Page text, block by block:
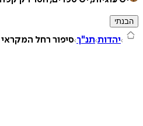
הבנתי
יהדות תנ"ך סיפור רחל